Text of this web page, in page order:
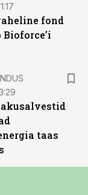
fond
taas